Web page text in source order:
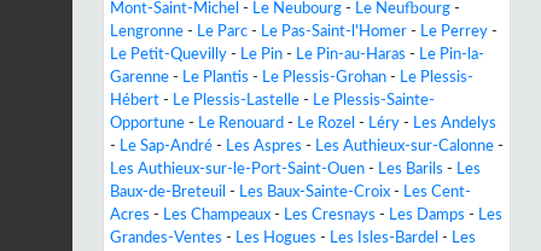
Mont-Saint-Michel - Le Neubourg - Le Neufbourg -
Lengronne - Le Parc - Le Pas-Saint-l'Homer - Le Perrey -
Le Petit-Quevilly - Le Pin - Le Pin-au-Haras - Le Pin-la-
Garenne - Le Plantis - Le Plessis-Grohan - Le Plessis-
Hébert - Le Plessis-Lastelle - Le Plessis-Sainte-
Opportune - Le Renouard - Le Rozel - Léry - Les Andelys
- Le Sap-André - Les Aspres - Les Authieux-sur-Calonne -
Les Authieux-sur-le-Port-Saint-Ouen - Les Barils - Les
Baux-de-Breteuil - Les Baux-Sainte-Croix - Les Cent-
Acres - Les Champeaux - Les Cresnays - Les Damps - Les
Grandes-Ventes - Les Hogues - Les Isles-Bardel - Les